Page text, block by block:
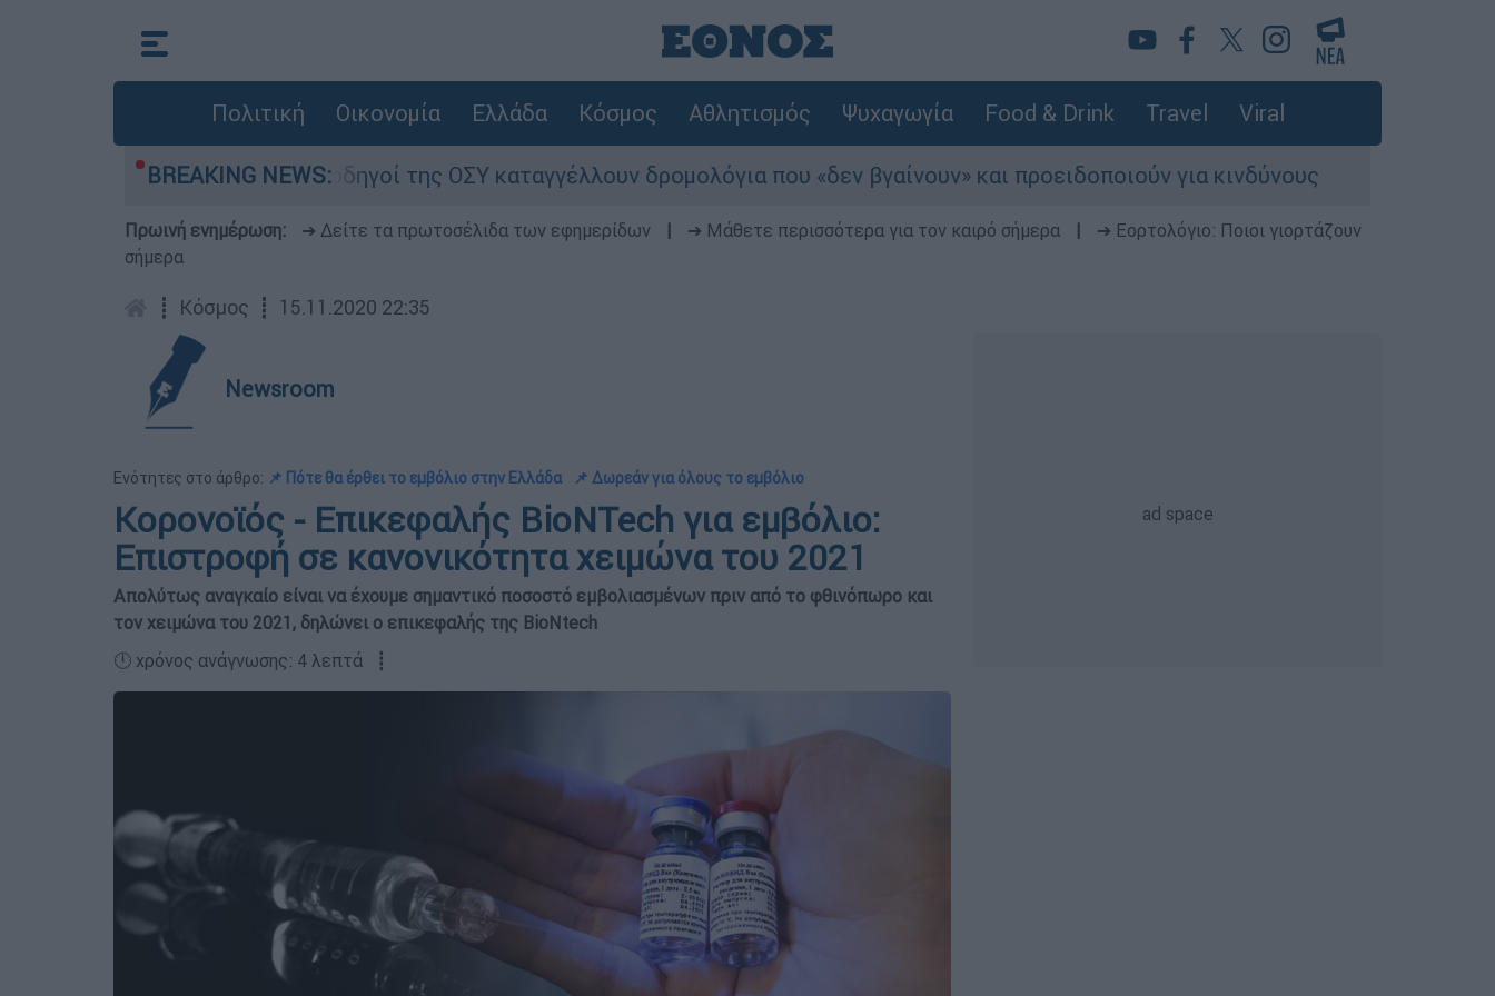
Πολιτική Οικονομία Ελλάδα Κόσμος Αθλητισμός Ψυχαγωγία Food & Drink Travel Viral
BREAKING NEWS:
στα λεωφορεία: Οι οδηγοί της ΟΣΥ καταγγέλλουν δρομολόγια που «δεν βγαίνουν» και προειδοποιούν για κινδύνους Πρέπει να
Πρωινή ενημέρωση: ➔ Δείτε τα πρωτοσέλιδα των εφημερίδων ➔ Μάθετε περισσότερα για τον καιρό σήμερα
➔ Εορτολόγιο: Ποιοι γιορτάζουν
σήμερα
┋ Κόσμος ┋ 15.11.2020 22:35
Newsroom
Ενότητες στο άρθρο: 📌 Πότε θα έρθει το εμβόλιο στην Ελλάδα 📌 Δωρεάν για όλους το εμβόλιο
Κορονοϊός - Επικεφαλής BioNTech για εμβόλιο:
Επιστροφή σε κανονικότητα χειμώνα του 2021
Απολύτως αναγκαίο είναι να έχουμε σημαντικό ποσοστό εμβολιασμένων πριν από το φθινόπωρο και
τον χειμώνα του 2021, δηλώνει ο επικεφαλής της BioNtech
🕛 χρόνος ανάγνωσης: 4 λεπτά ┋